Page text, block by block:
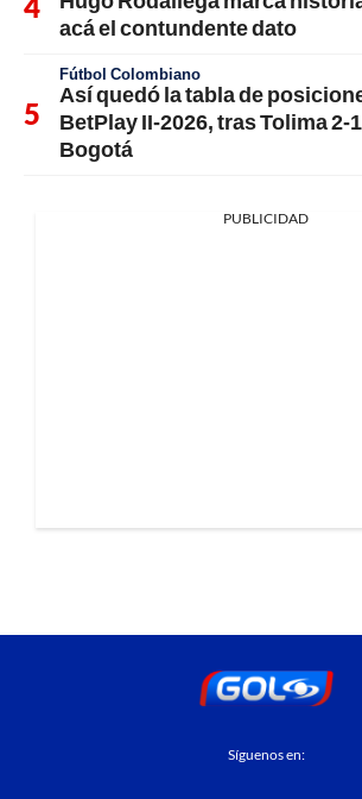
acá el contundente dato
Fútbol Colombiano
Así quedó la tabla de
BetPlay II-2026, tras Tolima 2-
Bogotá
PUBLICIDAD
Síguenos en: